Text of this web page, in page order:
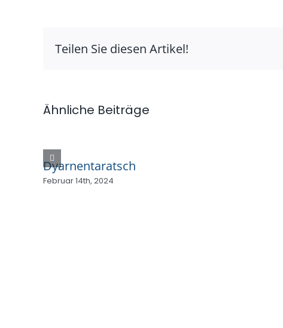
Teilen Sie diesen Artikel!
Ähnliche Beiträge
Dyarnentaratsch
Februar 14th, 2024